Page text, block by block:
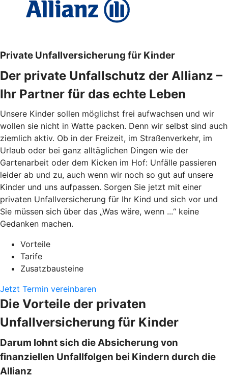
Private Unfallversicherung für Kinder
Der private Unfallschutz der Allianz –
Ihr Partner für das echte Leben
Unsere Kinder sollen möglichst frei aufwachsen und wir
wollen sie nicht in Watte packen. Denn wir selbst sind auch
ziemlich aktiv. Ob in der Freizeit, im Straßenverkehr, im
Urlaub oder bei ganz alltäglichen Dingen wie der
Gartenarbeit oder dem Kicken im Hof: Unfälle passieren
leider ab und zu, auch wenn wir noch so gut auf unsere
Kinder und uns aufpassen. Sorgen Sie jetzt mit einer
privaten Unfallversicherung für Ihr Kind und sich vor und
Sie müssen sich über das „Was wäre, wenn ...“ keine
Gedanken machen.
Vorteile
Tarife
Zusatzbausteine
Jetzt Termin vereinbaren
Die Vorteile der privaten
Unfallversicherung für Kinder
Darum lohnt sich die Absicherung von
finanziellen Unfallfolgen bei Kindern durch die
Allianz